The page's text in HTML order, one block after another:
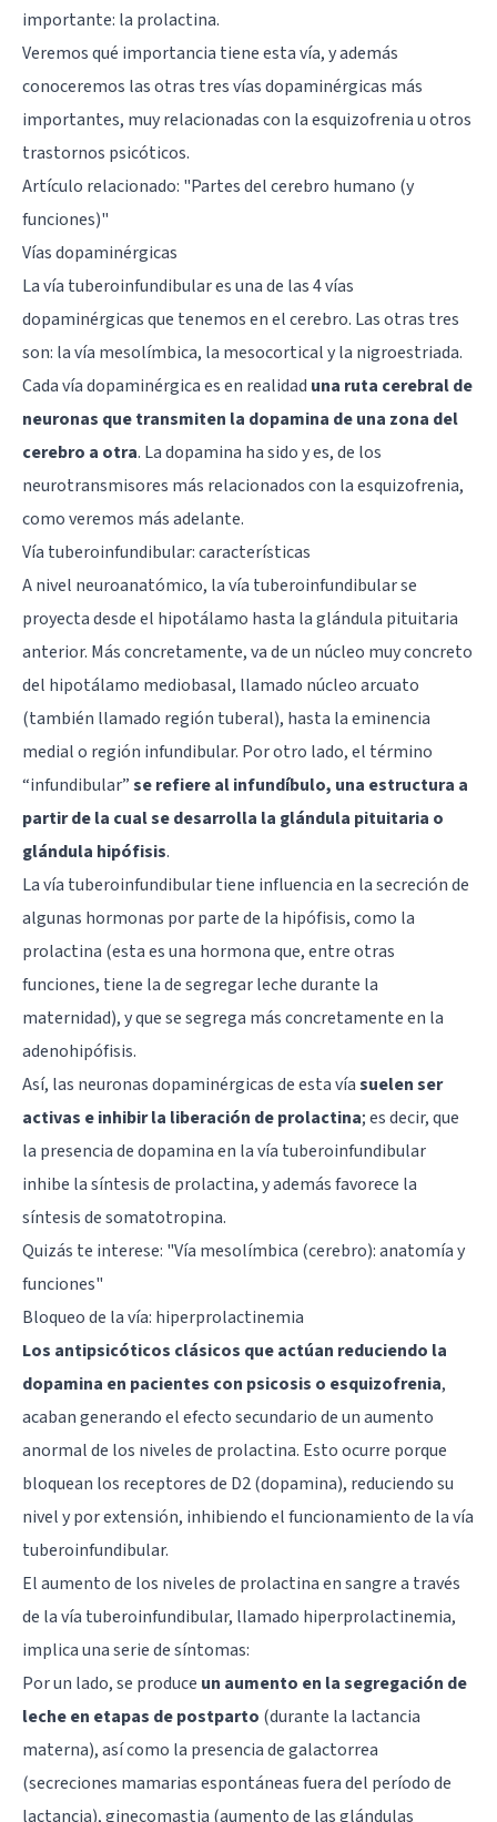
importante: la prolactina.
Veremos qué importancia tiene esta vía, y además
conoceremos las otras tres vías dopaminérgicas más
importantes, muy relacionadas con la esquizofrenia u otros
trastornos psicóticos.
Artículo relacionado: "Partes del cerebro humano (y
funciones)"
Vías dopaminérgicas
La vía tuberoinfundibular es una de las 4 vías
dopaminérgicas que tenemos en el cerebro. Las otras tres
son: la vía mesolímbica, la mesocortical y la nigroestriada.
Cada vía dopaminérgica es en realidad una ruta cerebral de
neuronas que transmiten la dopamina de una zona del
cerebro a otra. Ladopamina ha sido y es, de los
neurotransmisores más relacionados con la esquizofrenia,
como veremos más adelante.
Vía tuberoinfundibular: características
A nivel neuroanatómico, la vía tuberoinfundibular se
proyecta desde el hipotálamo hasta la glándula pituitaria
anterior. Más concretamente, va de un núcleo muy concreto
del hipotálamo mediobasal, llamado núcleo arcuato
(también llamado región tuberal), hasta la eminencia
medial o región infundibular. Por otro lado, el término
“infundibular”se refiere al infundíbulo, una estructura a
partir de la cual se desarrolla la glándula pituitaria o
glándula hipófisis.
La vía tuberoinfundibular tiene influencia en la secreción de
algunas hormonas por parte de la hipófisis, como la
prolactina (esta es una hormona que, entre otras
funciones, tiene la de segregar leche durante la
maternidad), y que se segrega más concretamente en la
adenohipófisis.
Así, las neuronas dopaminérgicas de esta víasuelen ser
activas e inhibir la liberación de prolactina; es decir, que
la presencia de dopamina en la vía tuberoinfundibular
inhibe la síntesis de prolactina, y además favorece la
síntesis de somatotropina.
Quizás te interese: "Vía mesolímbica (cerebro): anatomía y
funciones"
Bloqueo de la vía: hiperprolactinemia
Los antipsicóticos clásicos que actúan reduciendo la
dopamina en pacientes con psicosis o esquizofrenia,
acaban generando el efecto secundario de un aumento
anormal de los niveles de prolactina. Esto ocurre porque
bloquean los receptores de D2 (dopamina), reduciendo su
nivel y por extensión, inhibiendo el funcionamiento de la vía
tuberoinfundibular.
El aumento de los niveles de prolactina en sangre a través
de la vía tuberoinfundibular, llamado hiperprolactinemia,
implica una serie de síntomas:
Por un lado, se produce un aumento en la segregación de
leche en etapas de postparto (durante la lactancia
materna), así como la presencia de galactorrea
(secreciones mamarias espontáneas fuera del período de
lactancia), ginecomastia (aumento de las glándulas